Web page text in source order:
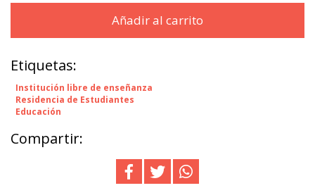
Añadir al carrito
Etiquetas:
Institución libre de enseñanza
Residencia de Estudiantes
Educación
Compartir: